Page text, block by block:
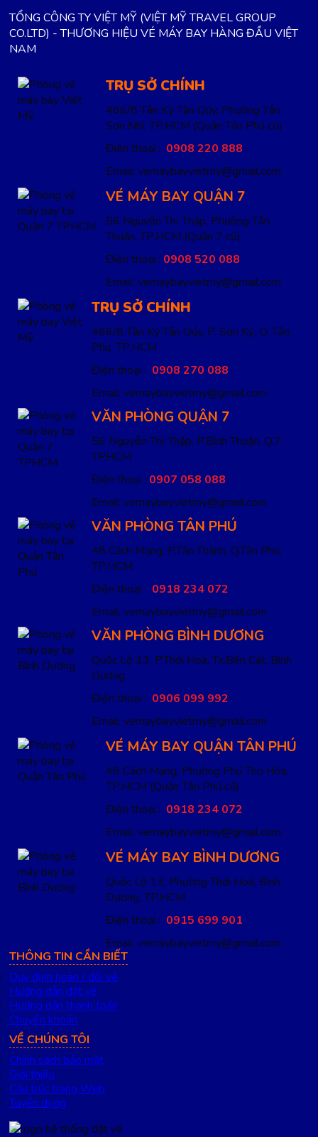
TỔNG CÔNG TY VIỆT MỸ (VIỆT MỸ TRAVEL GROUP
CO.LTD) - THƯƠNG HIỆU VÉ MÁY BAY HÀNG ĐẦU VIỆT
NAM
TRỤ SỞ CHÍNH
466/8 Tân Kỳ Tân Qúy, Phường Tân
Sơn Nhì, TP.HCM (Quận Tân Phú cũ)
Điện thoại : 0908 220 888
Email: vemaybayvietmy@gmail.com
VÉ MÁY BAY QUẬN 7
56 Nguyễn Thị Thập, Phường Tân
Thuận, TP.HCM (Quận 7 cũ)
Điện thoại : 0908 520 088
Email: vemaybayvietmy@gmail.com
TRỤ SỞ CHÍNH
466/8 Tân Kỳ Tân Qúy, P. Sơn Kỳ, Q. Tân
Phú, TP.HCM
Điện thoại : 0908 270 088
Email: vemaybayvietmy@gmail.com
VĂN PHÒNG QUẬN 7
56 Nguyễn Thị Thập, P.Bình Thuận, Q.7,
TPHCM
Điện thoại : 0907 058 088
Email: vemaybayvietmy@gmail.com
VĂN PHÒNG TÂN PHÚ
48 Cách Mạng, P.Tân Thành, Q.Tân Phú,
TP.HCM
Điện thoại : 0918 234 072
Email: vemaybayvietmy@gmail.com
VĂN PHÒNG BÌNH DƯƠNG
Quốc Lộ 13, P.Thới Hoà, Tx.Bến Cát, Bình
Dương
Điện thoại : 0906 099 992
Email: vemaybayvietmy@gmail.com
VÉ MÁY BAY QUẬN TÂN PHÚ
48 Cách Mạng, Phường Phú Thọ Hòa,
TP.HCM (Quận Tân Phú cũ)
Điện thoại : 0918 234 072
Email: vemaybayvietmy@gmail.com
VÉ MÁY BAY BÌNH DƯƠNG
Quốc Lộ 13, Phường Thới Hoà, Bình
Dương, TP.HCM
Điện thoại : 0915 699 901
Email: vemaybayvietmy@gmail.com
THÔNG TIN CẦN BIẾT
Quy định hoàn / đổi vé
Hướng dẫn đặt vé
Hướng dẫn thanh toán
Chuyển khoản
VỀ CHÚNG TÔI
Chính sách bảo mật
Giới thiệu
Cấu trúc trang Web
Tuyển dụng